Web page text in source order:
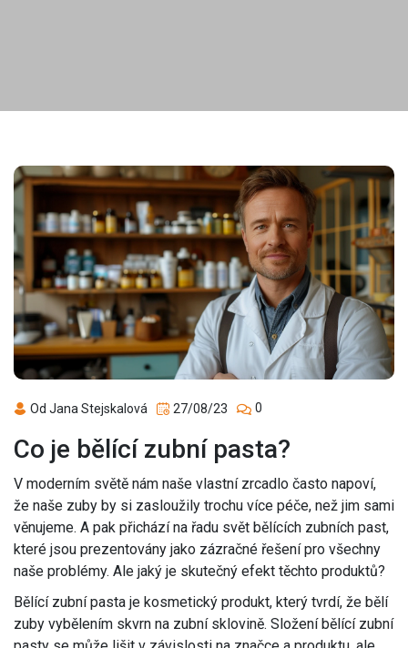
Od Jana Stejskalová 27/08/23 0
Co je bělící zubní pasta?
V moderním světě nám naše vlastní zrcadlo často napoví,
že naše zuby by si zasloužily trochu více péče, než jim sami
věnujeme. A pak přichází na řadu svět bělících zubních past,
které jsou prezentovány jako zázračné řešení pro všechny
naše problémy. Ale jaký je skutečný efekt těchto produktů?
Bělící zubní pasta je kosmetický produkt, který tvrdí, že bělí
zuby vybělením skvrn na zubní sklovině. Složení bělící zubní